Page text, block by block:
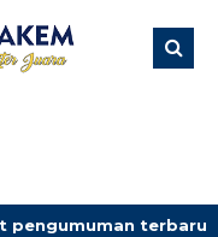
terbaru! 4